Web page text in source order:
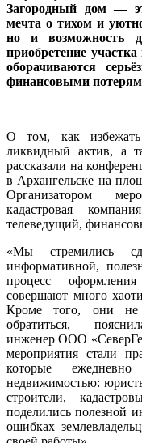
Загородный дом —
мечта о тихом и
но и возможность
приобретение
оборачиваются
финансовыми
О том, как
ликвидный актив, а
рассказали на
в Архангельске на
Организатором
кадастровая
телеведущий,
«Мы стремились
информативной,
процесс
совершают много
Кроме того, они не
обратиться, —
инженер ООО
мероприятия стали
которые
недвижимостью:
строители,
поделились полезной
ошибках